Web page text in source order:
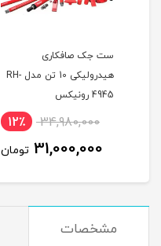
ست جک صافکاری
هیدرولیکی 10 تن مدل RH-
4945 رونیکس
34,980,000 12٪
31,000,000 تومان
مشخصات